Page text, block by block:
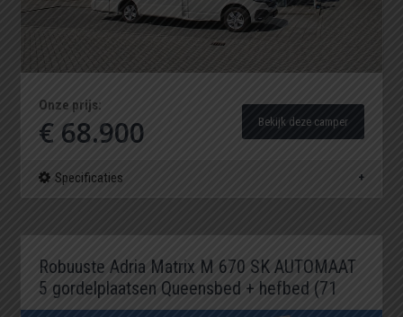
Onze prijs:
€ 68.900 Bekijk deze camper
Specificaties
Robuuste Adria Matrix M 670 SK AUTOMAAT
5 gordelplaatsen Queensbed + hefbed (71